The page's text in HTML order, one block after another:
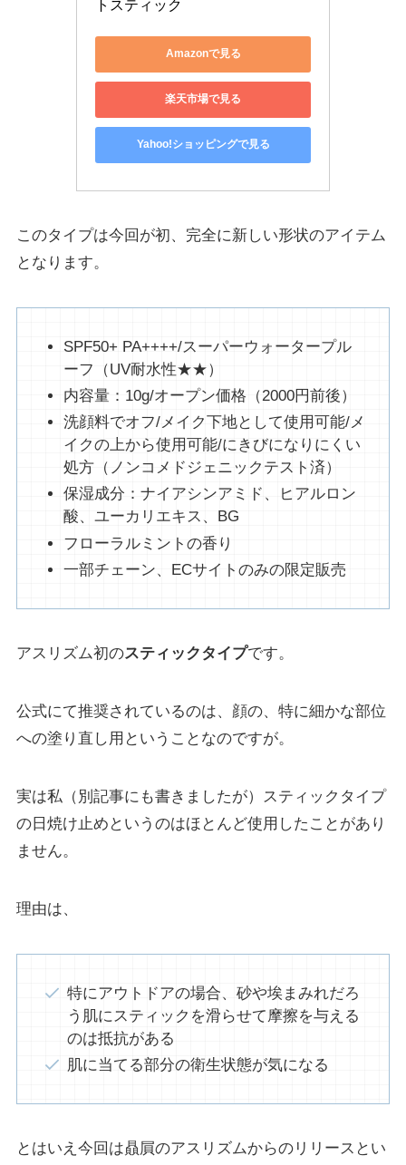
トスティック
Amazonで見る
楽天市場で見る
Yahoo!ショッピングで見る
このタイプは今回が初、完全に新しい形状のアイテム
となります。
SPF50+ PA++++/スーパーウォータープル
ーフ（UV耐水性★★）
内容量：10g/オープン価格（2000円前後）
洗顔料でオフ/メイク下地として使用可能/メ
イクの上から使用可能/にきびになりにくい
処方（ノンコメドジェニックテスト済）
保湿成分：ナイアシンアミド、ヒアルロン
酸、ユーカリエキス、BG
フローラルミントの香り
一部チェーン、ECサイトのみの限定販売
アスリズム初のスティックタイプです。
公式にて推奨されているのは、顔の、特に細かな部位
への塗り直し用ということなのですが。
実は私（別記事にも書きましたが）スティックタイプ
の日焼け止めというのはほとんど使用したことがあり
ません。
理由は、
特にアウトドアの場合、砂や埃まみれだろ
う肌にスティックを滑らせて摩擦を与える
のは抵抗がある
肌に当てる部分の衛生状態が気になる
とはいえ今回は贔屓のアスリズムからのリリースとい